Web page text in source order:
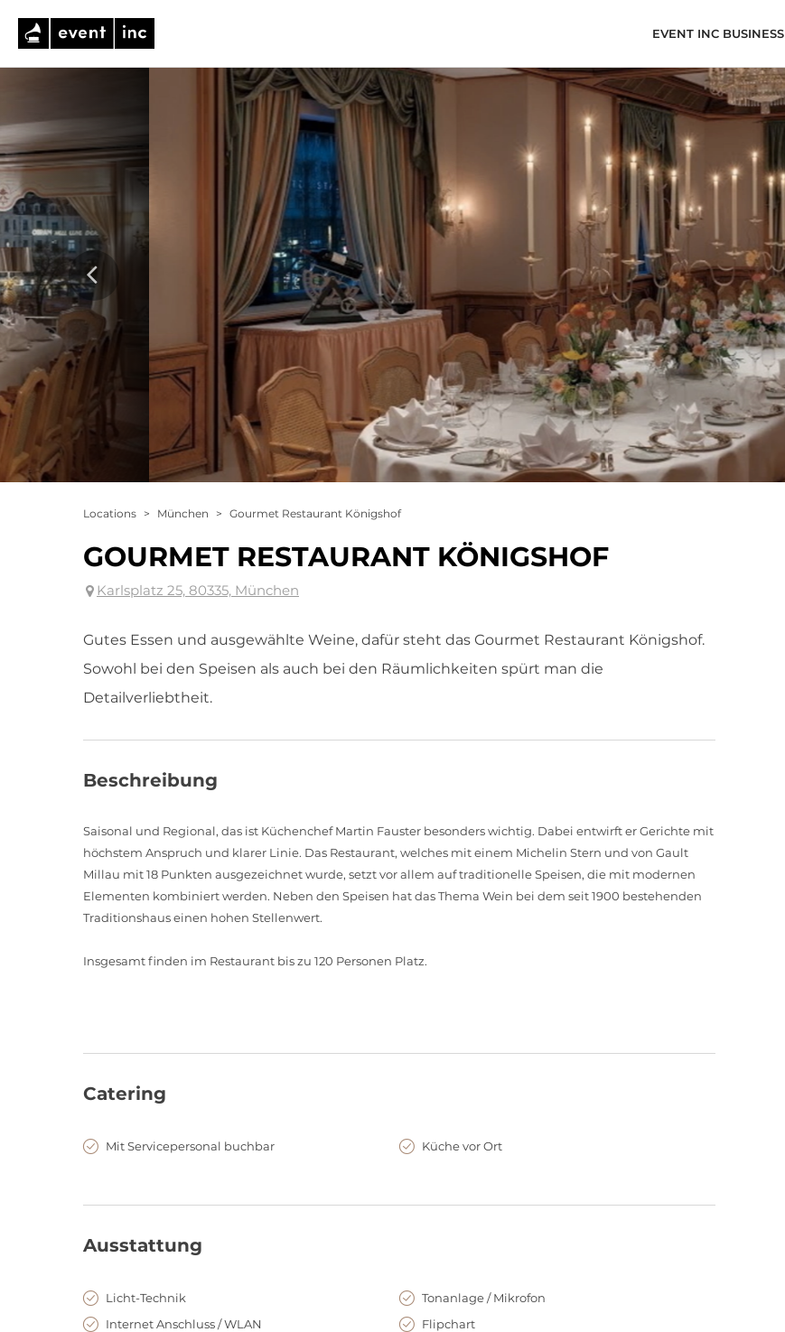
EVENT INC BUSINESS
Locations > München > Gourmet Restaurant Königshof
GOURMET RESTAURANT KÖNIGSHOF
Karlsplatz 25, 80335, München
Gutes Essen und ausgewählte Weine, dafür steht das Gourmet Restaurant Königshof.
Sowohl bei den Speisen als auch bei den Räumlichkeiten spürt man die
Detailverliebtheit.
Beschreibung
Saisonal und Regional, das ist Küchenchef Martin Fauster besonders wichtig. Dabei entwirft er Gerichte mit
höchstem Anspruch und klarer Linie. Das Restaurant, welches mit einem Michelin Stern und von Gault
Millau mit 18 Punkten ausgezeichnet wurde, setzt vor allem auf traditionelle Speisen, die mit modernen
Elementen kombiniert werden. Neben den Speisen hat das Thema Wein bei dem seit 1900 bestehenden
Traditionshaus einen hohen Stellenwert.
Insgesamt finden im Restaurant bis zu 120 Personen Platz.
Catering
Mit Servicepersonal buchbar Küche vor Ort
Ausstattung
Licht-Technik
Tonanlage / Mikrofon
Internet Anschluss / WLAN
Flipchart